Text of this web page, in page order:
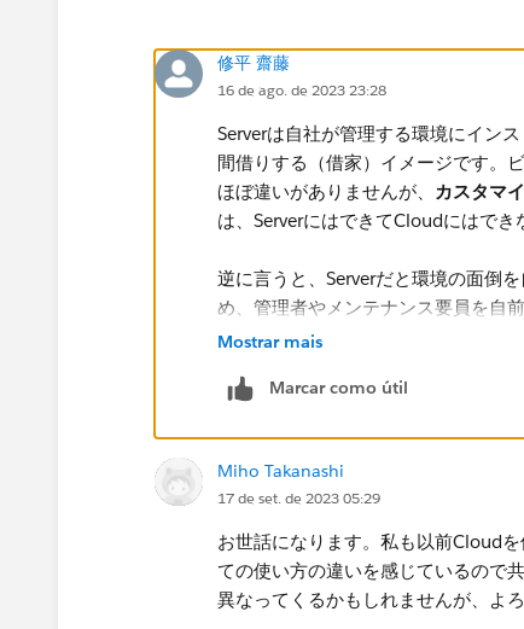
修平 齋藤
16 de ago. de 2023 23:28
Serverは自社が管理する環境にイン
間借りする（借家）イメージです。
ほぼ違いがありませんが、 カスタマ
は、ServerにはできてCloudにはでき
逆に言うと、Serverだと環境の面倒
め、管理者やメンテナンス要員を自
自体の管理を家主であるSalesforce
なります。
認証まわりなどのカスタマイズをし
トを支払う用意があるといった場合
管理を徹底する企業さんはServerを
Mostrar mais
Marcar como útil
Miho Takanashi
17 de set. de 2023 05:29
お世話になります。私も以前Cloud
ての使い方の違いを感じているので
異なってくるかもしれませんが、よ